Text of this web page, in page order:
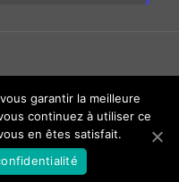
Beth Rivkah.Mentions
garantir la meilleure
continuez à utiliser ce
en êtes satisfait.